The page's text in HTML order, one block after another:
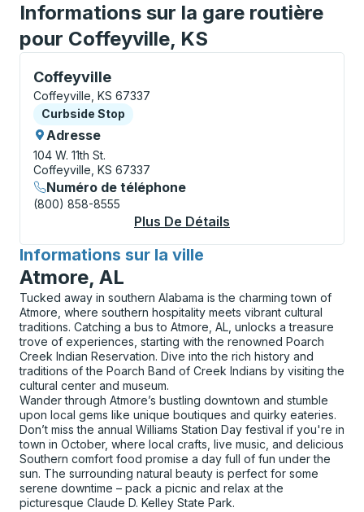
Informations sur la gare routière
pour Coffeyville, KS
Coffeyville
Curbside Stop, utilisez les touches fléchées ou la
Coffeyville, KS 67337
Curbside Stop
Curbside Stop
Adresse
104 W. 11th St.
Coffeyville, KS 67337
Numéro de téléphone
(800) 858-8555
Plus De Détails
Informations sur la ville
pour
Atmore, AL
Tucked away in southern Alabama is the charming town of
Atmore, where southern hospitality meets vibrant cultural
traditions. Catching a bus to Atmore, AL, unlocks a treasure
trove of experiences, starting with the renowned Poarch
Creek Indian Reservation. Dive into the rich history and
traditions of the Poarch Band of Creek Indians by visiting the
cultural center and museum.
Wander through Atmore’s bustling downtown and stumble
upon local gems like unique boutiques and quirky eateries.
Don’t miss the annual Williams Station Day festival if you're in
town in October, where local crafts, live music, and delicious
Southern comfort food promise a day full of fun under the
sun. The surrounding natural beauty is perfect for some
serene downtime – pack a picnic and relax at the
picturesque Claude D. Kelley State Park.